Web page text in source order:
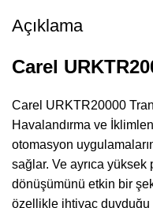
Açıklama
Carel
Carel URKTR20000
Havalandırma ve
otomasyon
sağlar. Ve ayrıca yüksek
dönüşümünü etkin bir
özellikle ihtiyaç duyduğu